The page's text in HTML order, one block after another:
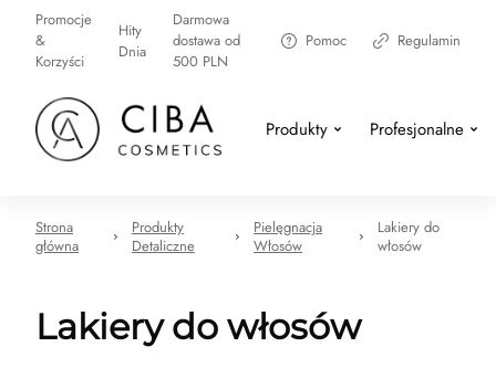
Promocje
&
Korzyści
Hity
Dnia
Darmowa
dostawa od
500 PLN
Pomoc Regulamin
Produkty Profesjonalne
Strona
główna
Produkty
Detaliczne
Pielęgnacja
Włosów
Lakiery do
włosów
Lakiery do włosów